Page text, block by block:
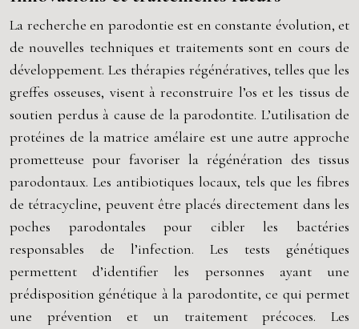
La recherche en parodontie est en constante évolution, et
de nouvelles techniques et traitements sont en cours de
développement. Les thérapies régénératives, telles que les
greffes osseuses, visent à reconstruire l’os et les tissus de
soutien perdus à cause de la parodontite. L’utilisation de
protéines de la matrice amélaire est une autre approche
prometteuse pour favoriser la régénération des tissus
parodontaux. Les antibiotiques locaux, tels que les fibres
de tétracycline, peuvent être placés directement dans les
poches parodontales pour cibler les bactéries
responsables de l’infection. Les tests génétiques
permettent d’identifier les personnes ayant une
prédisposition génétique à la parodontite, ce qui permet
une prévention et un traitement précoces. Les